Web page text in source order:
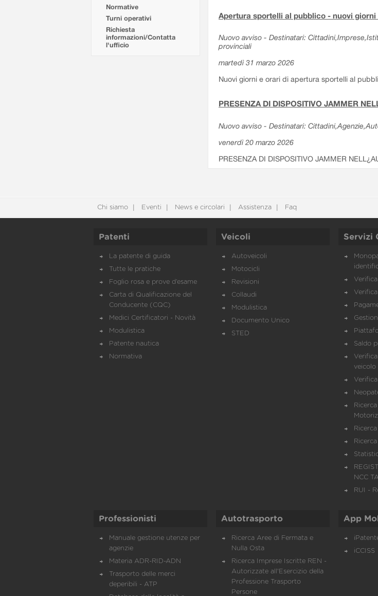
Normative
Turni operativi
Richiesta
informazioni/Contatta
l'ufficio
Apertura sportelli al pubblico - nuovi giorni
Nuovo avviso - Destinatari:
provinciali
martedì 31 marzo 2026
Nuovi giorni e orari di apertura sportelli al
PRESENZA DI DISPOSITIVO JAMMER
Nuovo avviso - Destinatari:
venerdì 20 marzo 2026
PRESENZA DI DISPOSITIVO JAMMER
Chi siamo Eventi News e circolari Assistenza Faq
Patenti
La patente di guida
Tutte le pratiche
Foglio rosa e prove d’esame
Carta di Qualificazione del
Conducente (CQC)
Medici Certificatori - Novità
Modulistica
Patente nautica
Normativa
Veicoli
Autoveicoli
Motocicli
Revisioni
Collaudi
Modulistica
Documento Unico
STED
Servizi
Saldo
veicolo
NCC
RUI -
Professionisti
Manuale gestione utenze per
agenzie
Materia ADR-RID-ADN
Trasporto delle merci
deperibili - ATP
Autotrasporto
Ricerca Aree di Fermata e
Nulla Osta
Ricerca Imprese Iscritte REN -
Autorizzate all'Esercizio della
Professione Trasporto
Persone
App
iCCISS